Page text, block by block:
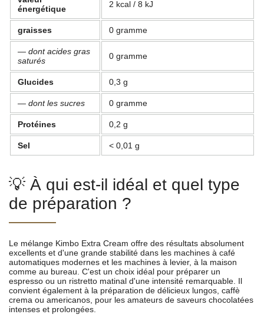
énergétique
2 kcal / 8 kJ
graisses 0 gramme
— dont acides gras
saturés
0 gramme
Glucides 0,3 g
— dont les sucres 0 gramme
Protéines 0,2 g
Sel < 0,01 g
💡 À qui est-il idéal et quel type
de préparation ?
Le mélange Kimbo Extra Cream offre des résultats absolument
excellents et d'une grande stabilité dans les machines à café
automatiques modernes et les machines à levier, à la maison
comme au bureau. C'est un choix idéal pour préparer un
espresso ou un ristretto matinal d'une intensité remarquable. Il
convient également à la préparation de délicieux lungos, caffè
crema ou americanos, pour les amateurs de saveurs chocolatées
intenses et prolongées.